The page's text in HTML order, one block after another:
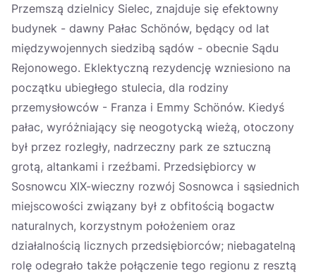
Przemszą dzielnicy Sielec, znajduje się efektowny
budynek - dawny Pałac Schönów, będący od lat
międzywojennych siedzibą sądów - obecnie Sądu
Rejonowego. Eklektyczną rezydencję wzniesiono na
początku ubiegłego stulecia, dla rodziny
przemysłowców - Franza i Emmy Schönów. Kiedyś
pałac, wyróżniający się neogotycką wieżą, otoczony
był przez rozległy, nadrzeczny park ze sztuczną
grotą, altankami i rzeźbami. Przedsiębiorcy w
Sosnowcu XIX-wieczny rozwój Sosnowca i sąsiednich
miejscowości związany był z obfitością bogactw
naturalnych, korzystnym położeniem oraz
działalnością licznych przedsiębiorców; niebagatelną
rolę odegrało także połączenie tego regionu z resztą